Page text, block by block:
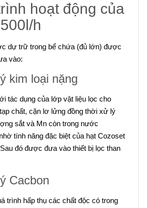
hoạt động của
h
dự trữ trong bể chứa (đủ lớn) được
vào:
kim loại nặng
tác dụng của lớp vật liệu lọc cho
chất, cặn lơ lửng đồng thời xử lý
sắt và Mn còn trong nước
tính năng đặc biệt của hạt Cozoset
đó được đưa vào thiết bị lọc than
Cacbon
trình hấp thụ các chất độc có trong